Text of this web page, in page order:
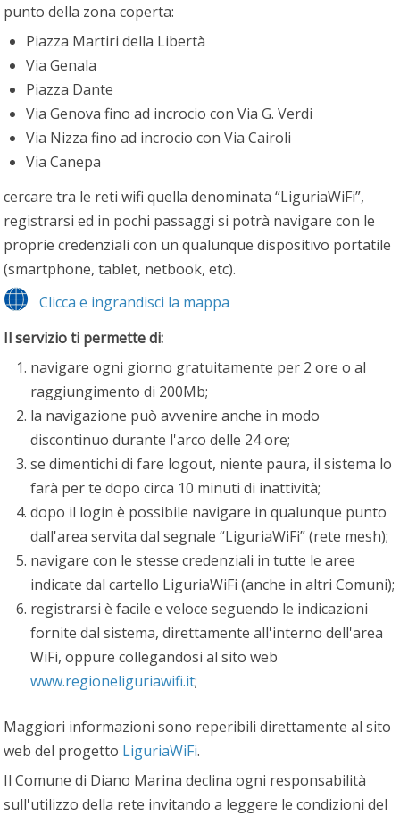
punto della zona coperta:
Piazza Martiri della Libertà
Via Genala
Piazza Dante
Via Genova fino ad incrocio con Via G. Verdi
Via Nizza fino ad incrocio con Via Cairoli
Via Canepa
cercare tra le reti wifi quella denominata “LiguriaWiFi”,
registrarsi ed in pochi passaggi si potrà navigare con le
proprie credenziali con un qualunque dispositivo portatile
(smartphone, tablet, netbook, etc).
Clicca e ingrandisci la mappa
Il servizio ti permette di:
navigare ogni giorno gratuitamente per 2 ore o al
raggiungimento di 200Mb;
la navigazione può avvenire anche in modo
discontinuo durante l'arco delle 24 ore;
se dimentichi di fare logout, niente paura, il sistema lo
farà per te dopo circa 10 minuti di inattività;
dopo il login è possibile navigare in qualunque punto
dall'area servita dal segnale “LiguriaWiFi” (rete mesh);
navigare con le stesse credenziali in tutte le aree
indicate dal cartello LiguriaWiFi (anche in altri Comuni);
registrarsi è facile e veloce seguendo le indicazioni
fornite dal sistema, direttamente all'interno dell'area
WiFi, oppure collegandosi al sito web
www.regioneliguriawifi.it;
Maggiori informazioni sono reperibili direttamente al sito
web del progetto LiguriaWiFi.
Il Comune di Diano Marina declina ogni responsabilità
sull'utilizzo della rete invitando a leggere le condizioni del